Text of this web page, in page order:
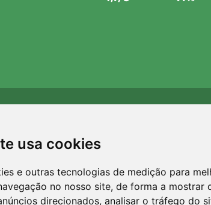
usa cookies
e outras tecnologias de medição para
no nosso site, de forma a mostrar
direcionados, analisar o tráfego do
Para cada encomenda plantamos uma
Sobre nós